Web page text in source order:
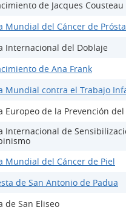
de Jacques Cousteau
Mundial del Cáncer de
Internacional del Doblaje
de Ana Frank
Mundial contra el Trabajo
Europeo de la Prevención
Internacional de
Mundial del Cáncer de Piel
de San Antonio de Padua
de San Eliseo